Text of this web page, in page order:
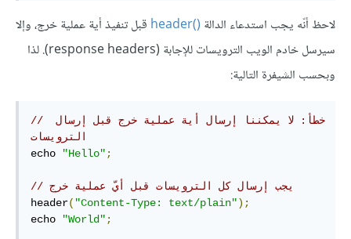
لاحظ أنّه يجب استدعاء الدالة ‏()header‏
قبل تنفيذ أية عملية خرج، وإلا
سيرسل خادم الويب الترويسات للإجابة (response headers). لذا
وبحسب الشيفرة التالية:
// خطأ: لا يمكننا إرسال أية عملية خرج قبل إرسال
echo
"Hello" ;
// يجب إرسال كل الترويسات قبل أيّ عملية خرج
header( "Content-Type: text/plain");
echo
"World" ;